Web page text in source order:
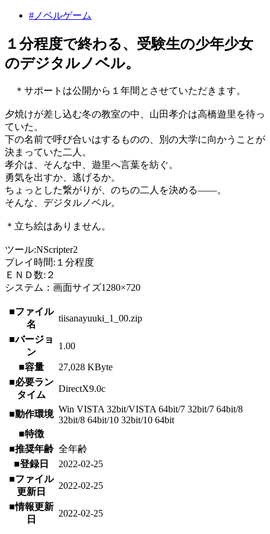
#ノベルゲーム
１分程度で終わる、受験生の少年少女
のデジタルノベル。
＊サポートは公開から１年間とさせていただきます。
夕焼けが差し込む冬の教室の中、山田孝介は高橋遊里を待っ
ていた。
下の名前で呼び合いはするものの、別の大学に向かうことが
決まっていた二人。
孝介は、そんな中、遊里へ言葉を紡ぐ。
勇気を出すか、逃げるか。
ちょっとした繋がりが、のちの二人を決める――。
そんな、デジタルノベル。
＊立ち絵はありません。
ツール:NScripter2
プレイ時間:１分程度
ＥＮＤ数:２
システム：画面サイズ1280×720
■ファイル
名
tiisanayuuki_1_00.zip
■バージョ
ン
1.00
■容量
27,028 KByte
■必要ラン
タイム
DirectX9.0c
■動作環境 Win VISTA 32bit/VISTA 64bit/7 32bit/7 64bit/8
32bit/8 64bit/10 32bit/10 64bit
■特徴
■推奨年齢 全年齢
■登録日
2022-02-25
■ファイル
更新日
2022-02-25
■情報更新
日
2022-02-25